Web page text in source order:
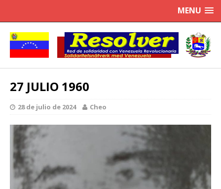
MENU
27 JULIO 1960
28 de julio de 2024 Cheo